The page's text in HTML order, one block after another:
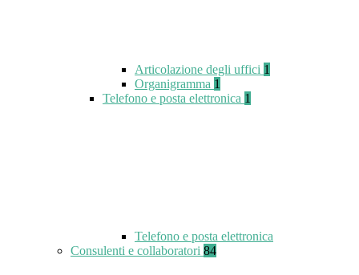
Articolazione degli uffici 1
Organigramma 1
Telefono e posta elettronica 1
Telefono e posta elettronica
Consulenti e collaboratori 84